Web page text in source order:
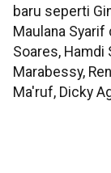
baru seperti
Maulana
Soares, Hamdi
Marabessy,
Ma'ruf, Dicky